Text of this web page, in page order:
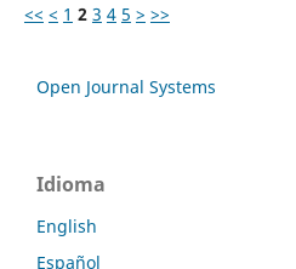
<< < 1 2 3 4 5 > >>
Open Journal Systems
Idioma
English
Español